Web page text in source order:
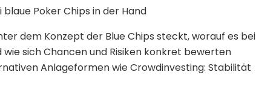
dem Konzept der Blue Chips steckt, worauf es bei
sich Chancen und Risiken konkret bewerten
Anlageformen wie Crowdinvesting: Stabilität